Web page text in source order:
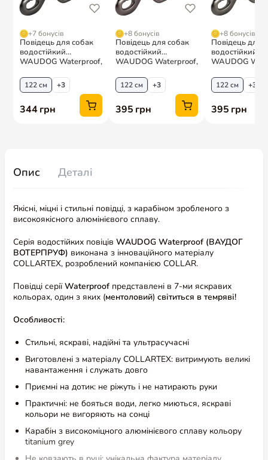
Опис Деталі
Якісні, міцні і стильні повідці, з карабіном зробленого з
високоякісного алюмінієвого сплаву.
Серія водостійких повіців WAUDOG Waterproof (ВАУДОГ
ВОТЕРПРУФ) виконана з інноваційного матеріалу
COLLARTEX, розроблений компанією COLLAR.
Повідці серіїWaterproof представлені в 7-ми яскравих
кольорах, один з яких (ментоловий) світиться в темряві!
Особливості:
Стильні, яскраві, надійні та ультрасучасні
Виготовлені з матеріалу COLLARTEX: витримують великі
навантаження і служать довго
Приємні на дотик: не ріжуть і не натирають руки
Практичні: не бояться води, легко миються, яскраві
кольори не вигоряють на сонці
Карабін з високоміцного алюмінієвого сплаву кольору
titanium grey